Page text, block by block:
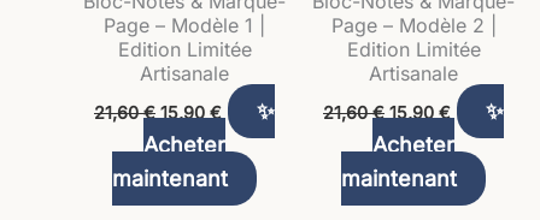
Page – Modèle 1 |
Edition Limitée
Artisanale
21,60€ 15,90 €
✨
Acheter
maintenant
Page – Modèle 2 |
Edition Limitée
Artisanale
21,60€ 15,90 €
✨
Acheter
maintenant